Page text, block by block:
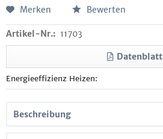
Merken Bewerten
Artikel-Nr.: 11703
Datenblatt
Energieeffizienz Heizen:
Beschreibung